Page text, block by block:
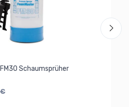
Schaumsprüher